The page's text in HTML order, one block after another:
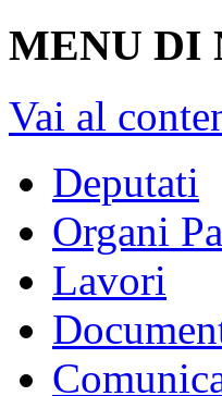
MENU DI
Vai al
Deputati
Organi
Lavori